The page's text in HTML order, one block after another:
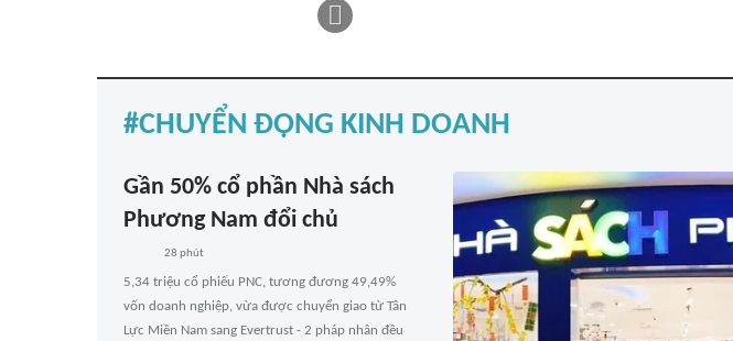
CHUYỂN ĐỘNG KINH DOANH
Gần 50% cổ phần Nhà sách
Phương Nam đổi chủ
28 phút
5,34 triệu cổ phiếu PNC, tương đương 49,49%
vốn doanh nghiệp, vừa được chuyển giao từ Tân
Lực Miền Nam sang Evertrust - 2 pháp nhân đều